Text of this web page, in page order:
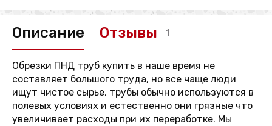
Описание Отзывы 1
Обрезки ПНД труб купить в наше время не
составляет большого труда, но все чаще люди
ищут чистое сырье, трубы обычно используются в
полевых условиях и естественно они грязные что
увеличивает расходы при их переработке. Мы